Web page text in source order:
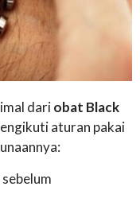
dariobat Black
aturan pakai